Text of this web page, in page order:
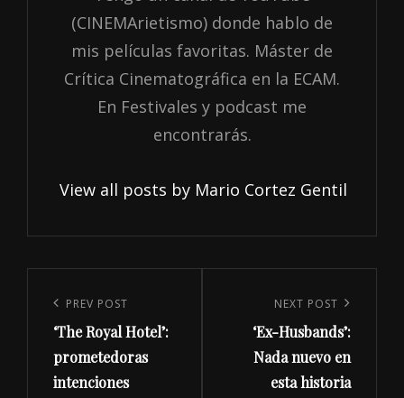
(CINEMArietismo) donde hablo de
mis películas favoritas. Máster de
Crítica Cinematográfica en la ECAM.
En Festivales y podcast me
encontrarás.
View all posts by Mario Cortez Gentil
entradas
Previous
Post
PREV POST
‘The Royal Hotel’:
prometedoras
intenciones
Post
NEXT POST
‘Ex-Husbands’:
Nada nuevo en
esta historia